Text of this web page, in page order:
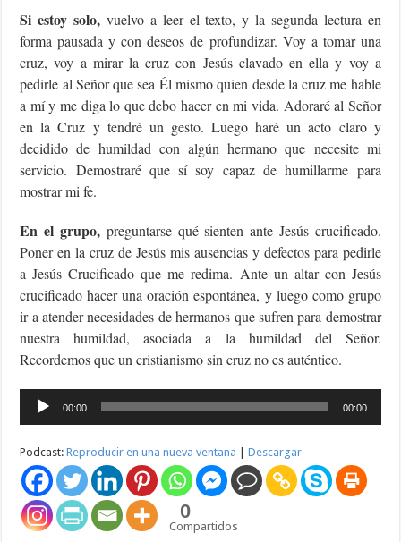
Si estoy solo, vuelvo a leer el texto, y la segunda lectura en
forma pausada y con deseos de profundizar. Voy a tomar una
cruz, voy a mirar la cruz con Jesús clavado en ella y voy a
pedirle al Señor que sea Él mismo quien desde la cruz me hable
a mí y me diga lo que debo hacer en mi vida. Adoraré al Señor
en la Cruz y tendré un gesto. Luego haré un acto claro y
decidido de humildad con algún hermano que necesite mi
servicio. Demostraré que sí soy capaz de humillarme para
mostrar mi fe.
En el grupo, preguntarse qué sienten ante Jesús crucificado.
Poner en la cruz de Jesús mis ausencias y defectos para pedirle
a Jesús Crucificado que me redima. Ante un altar con Jesús
crucificado hacer una oración espontánea, y luego como grupo
ir a atender necesidades de hermanos que sufren para demostrar
nuestra humildad, asociada a la humildad del Señor.
Recordemos que un cristianismo sin cruz no es auténtico.
Reproductor
00:00 00:00
Podcast:Reproducir en una nueva ventana |Descargar
0
Compartidos